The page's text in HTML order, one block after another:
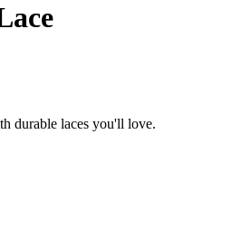
durable laces you'll love.